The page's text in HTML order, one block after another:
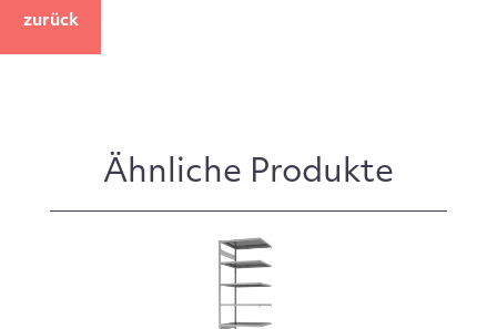
zurück
Ähnliche Produkte